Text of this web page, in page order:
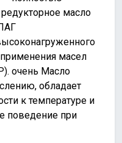
масло
масел
очень Масло
обладает
к температуре и
поведение при